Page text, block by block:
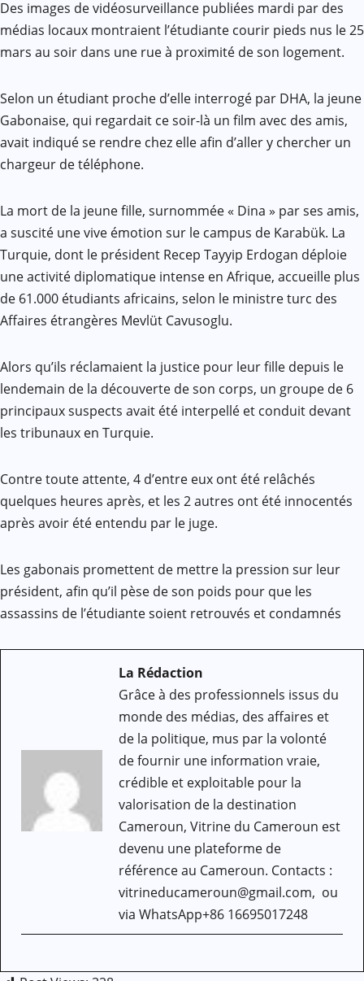
Des images de vidéosurveillance publiées mardi par des
médias locaux montraient l’étudiante courir pieds nus le 25
mars au soir dans une rue à proximité de son logement.
Selon un étudiant proche d’elle interrogé par DHA, la jeune
Gabonaise, qui regardait ce soir-là un film avec des amis,
avait indiqué se rendre chez elle afin d’aller y chercher un
chargeur de téléphone.
La mort de la jeune fille, surnommée « Dina » par ses amis,
a suscité une vive émotion sur le campus de Karabük. La
Turquie, dont le président Recep Tayyip Erdogan déploie
une activité diplomatique intense en Afrique, accueille plus
de 61.000 étudiants africains, selon le ministre turc des
Affaires étrangères Mevlüt Cavusoglu.
Alors qu’ils réclamaient la justice pour leur fille depuis le
lendemain de la découverte de son corps, un groupe de 6
principaux suspects avait été interpellé et conduit devant
les tribunaux en Turquie.
Contre toute attente, 4 d’entre eux ont été relâchés
quelques heures après, et les 2 autres ont été innocentés
après avoir été entendu par le juge.
Les gabonais promettent de mettre la pression sur leur
président, afin qu’il pèse de son poids pour que les
assassins de l’étudiante soient retrouvés et condamnés
La Rédaction
Grâce à des professionnels issus du
monde des médias, des affaires et
de la politique, mus par la volonté
de fournir une information vraie,
crédible et exploitable pour la
valorisation de la destination
Cameroun, Vitrine du Cameroun est
devenu une plateforme de
référence au Cameroun. Contacts :
vitrineducameroun@gmail.com, ou
via WhatsApp+86 16695017248